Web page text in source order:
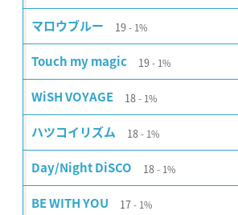
マロウブルー 19 1%
Touch my magic 19 1%
WiSH VOYAGE 18 1%
ハツコイリズム 18 1%
Day/Night DiSCO 18 1%
BE WITH YOU 17 1%